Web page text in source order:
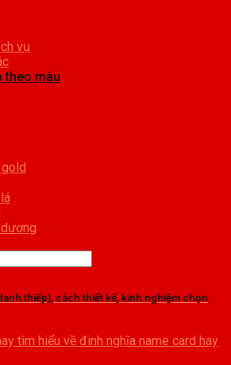
vụ
theo màu
thiếp), cách thiết kế, kinh nghiệm chọn
tìm hiểu về đinh nghĩa name card hay